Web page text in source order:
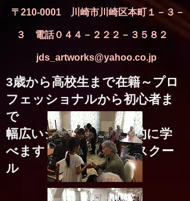
〒210-0001 川崎市川崎区本町１－３－
３ 電話０４４－２２２－３５８２
jds_artworks@yahoo.co.jp
​3歳から高校生まで在籍～プロ
フェッショナルから初心者ま
で
幅広いジャンルを複合的に学
べます！夢をかなえるスクー
ル